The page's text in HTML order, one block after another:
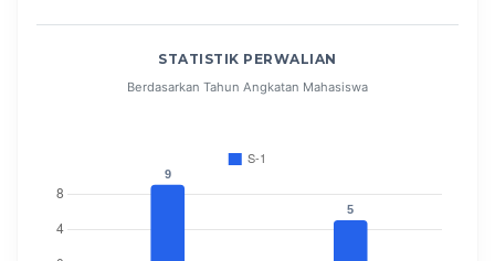
STATISTIK PERWALIAN
Berdasarkan Tahun Angkatan Mahasiswa